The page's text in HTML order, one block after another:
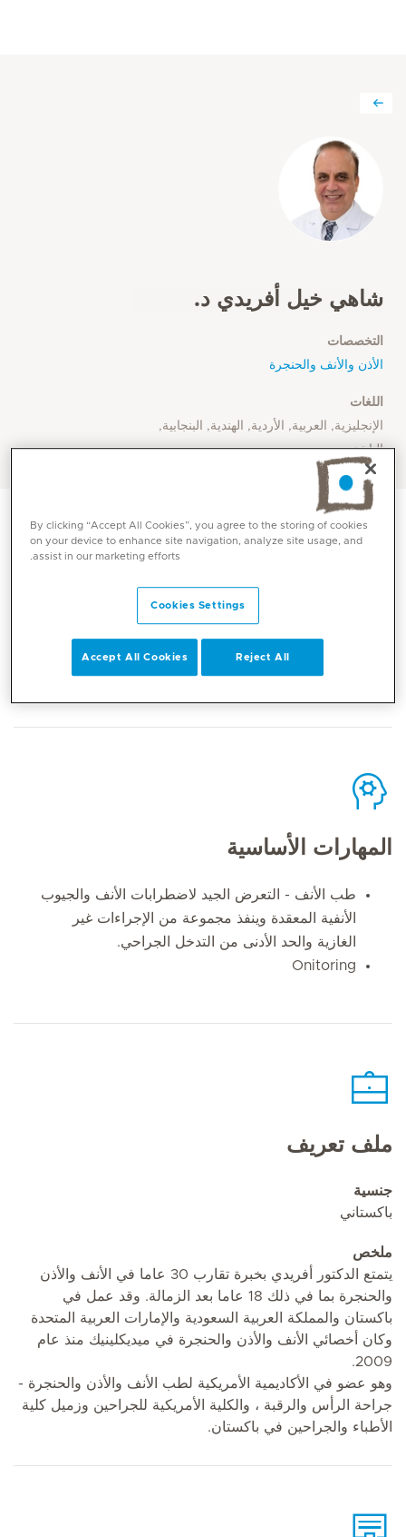
شاهي خيل أفريدي د.
التخصصات
الأذن والأنف والحنجرة
اللغات
الإنجليزية, العربية, الأردية, الهندية, البنجابية,
الباشتو
المهارات الأساسية
طب الأنف - التعرض الجيد لاضطرابات الأنف والجيوب
الأنفية المعقدة وينفذ مجموعة من الإجراءات غير
الغازية والحد الأدنى من التدخل الجراحي.
Onitoring
ملف تعريف
جنسية
باكستاني
ملخص
يتمتع الدكتور أفريدي بخبرة تقارب 30 عاما في الأنف والأذن
والحنجرة بما في ذلك 18 عاما بعد الزمالة. وقد عمل في
باكستان والمملكة العربية السعودية والإمارات العربية المتحدة
وكان أخصائي الأنف والأذن والحنجرة في ميديكلينيك منذ عام
2009.
وهو عضو في الأكاديمية الأمريكية لطب الأنف والأذن والحنجرة -
جراحة الرأس والرقبة ، والكلية الأمريكية للجراحين وزميل كلية
الأطباء والجراحين في باكستان.
By clicking “Accept All Cookies”, you agree to the storing of cookies
on your device to enhance site navigation, analyze site usage, and
assist in our marketing efforts.
Cookies Settings
Reject All
Accept All Cookies